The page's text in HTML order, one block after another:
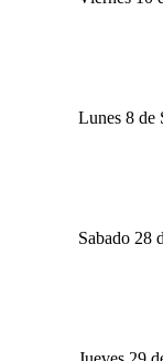
Lunes 8 de
Sabado 28